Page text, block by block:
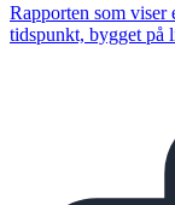
Rapporten som viser
tidspunkt, bygget på